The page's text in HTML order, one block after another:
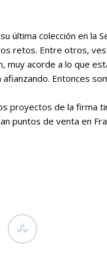
última colección en la
retos. Entre otros,
muy acorde a lo que
Entonces
proyectos de la firma
puntos de venta en